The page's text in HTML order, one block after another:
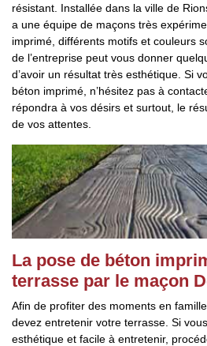
résistant. Installée dans la ville de
a une équipe de maçons très
imprimé, différents motifs et couleurs
de l’entreprise peut vous donner
d’avoir un résultat très esthétique. Si
béton imprimé, n’hésitez pas à
répondra à vos désirs et surtout, le
de vos attentes.
La pose de béton
terrasse par le maçon
Afin de profiter des moments en
devez entretenir votre terrasse. Si
esthétique et facile à entretenir,